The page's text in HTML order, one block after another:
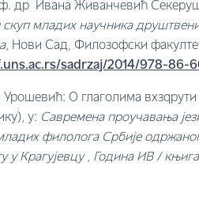
др Ивана Живанчевић
младих научника
, Нови Сад, Филозофски
sadrzaj/2014/978-86-
О глаголима вxзqрyти
у: Савремена проучавања
филолога Србије одржаног
у Крагујевцу, Година ИВ/ књига